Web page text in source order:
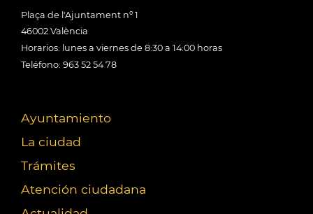
Plaça de l'Ajuntament nº 1
46002 València
Horarios: lunes a viernes de 8:30 a 14:00 horas
Teléfono: 963 52 54 78
Ayuntamiento
La ciudad
Trámites
Atención ciudadana